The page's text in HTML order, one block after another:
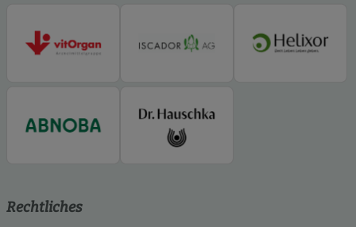
unsere Website weiter für Sie optimieren können,
den Inhalt auf unserer Website aber auch die
Werbung auf Drittseiten möglichst relevant für Sie
soziale Medien übertragen werden.
Rechtliches